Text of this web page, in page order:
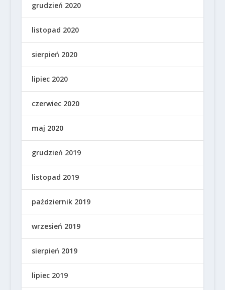
grudzień 2020
listopad 2020
sierpień 2020
lipiec 2020
czerwiec 2020
maj 2020
grudzień 2019
listopad 2019
październik 2019
wrzesień 2019
sierpień 2019
lipiec 2019